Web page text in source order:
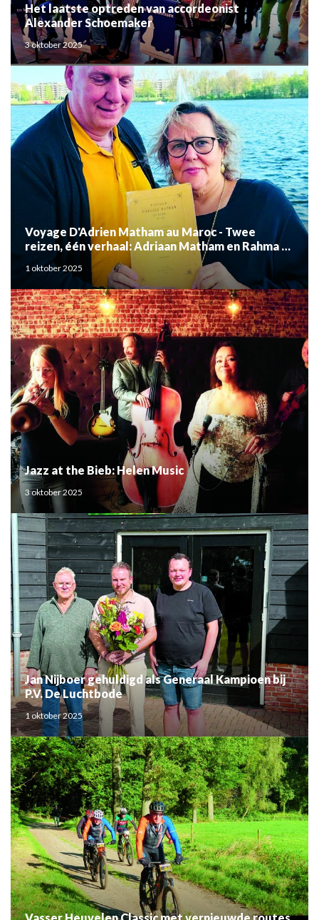
Het laatste optreden van accordeonist
Alexander Schoemaker
3 oktober 2025
Voyage D'Adrien Matham au Maroc - Twee
reizen, één verhaal: Adriaan Matham en Rahma el
Mouden
1 oktober 2025
Jazz at the Bieb: Helen Music
3 oktober 2025
Jan Nijboer gehuldigd als Generaal Kampioen bij
P.V. De Luchtbode
1 oktober 2025